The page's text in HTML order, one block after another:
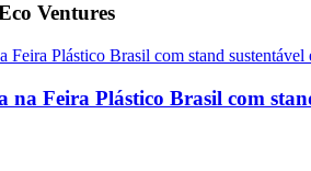
Ventures
na Feira Plástico Brasil com